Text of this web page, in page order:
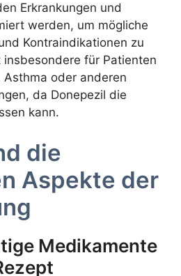
Erkrankungen und
werden, um mögliche
Kontraindikationen zu
für Patienten
oder anderen
da Donepezil die
kann.
die
Aspekte der
Medikamente